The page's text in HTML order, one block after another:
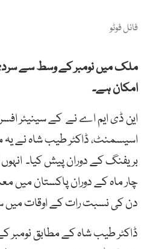
فائل فوٹو
ملک میں نومبر کے وسط سے
امکان ہے۔
این ڈی ایم اے نے کے سینیئر
اسیسمنٹ، ڈاکٹر طیب شاہ نے یہ
بریفنگ کے دوران پیش کیا۔ انہوں
چار ماہ کے دوران پاکستان میں
دن کی نسبت رات کے اوقات
ڈاکٹر طیب شاہ کے مطابق نومبر